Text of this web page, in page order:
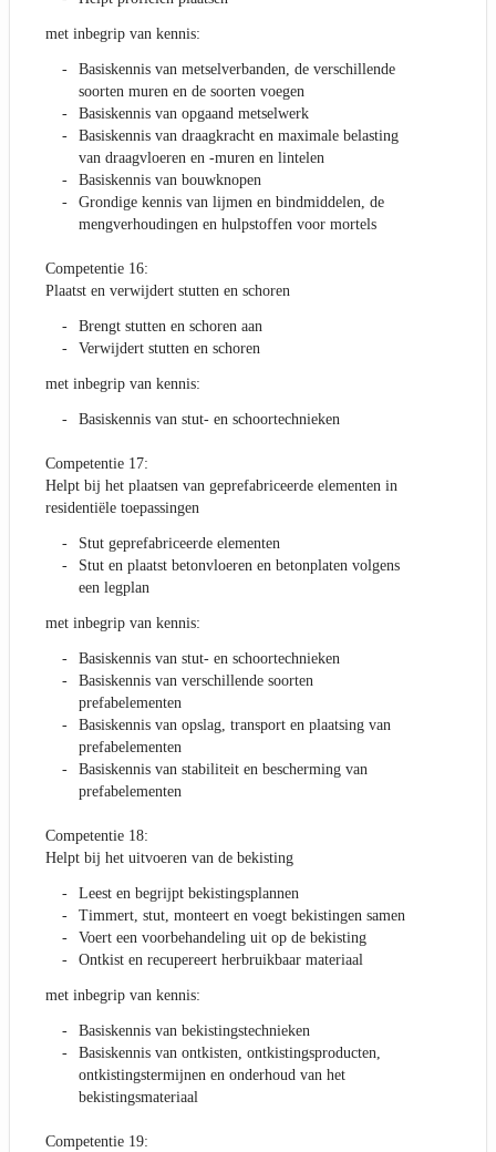
met inbegrip van kennis:
Basiskennis van metselverbanden, de verschillende
soorten muren en de soorten voegen
Basiskennis van opgaand metselwerk
Basiskennis van draagkracht en maximale belasting
van draagvloeren en -muren en lintelen
Basiskennis van bouwknopen
Grondige kennis van lijmen en bindmiddelen, de
mengverhoudingen en hulpstoffen voor mortels
Competentie 16:
Plaatst en verwijdert stutten en schoren
Brengt stutten en schoren aan
Verwijdert stutten en schoren
met inbegrip van kennis:
Basiskennis van stut- en schoortechnieken
Competentie 17:
Helpt bij het plaatsen van geprefabriceerde elementen in
residentiële toepassingen
Stut geprefabriceerde elementen
Stut en plaatst betonvloeren en betonplaten volgens
een legplan
met inbegrip van kennis:
Basiskennis van stut- en schoortechnieken
Basiskennis van verschillende soorten
prefabelementen
Basiskennis van opslag, transport en plaatsing van
prefabelementen
Basiskennis van stabiliteit en bescherming van
prefabelementen
Competentie 18:
Helpt bij het uitvoeren van de bekisting
Leest en begrijpt bekistingsplannen
Timmert, stut, monteert en voegt bekistingen samen
Voert een voorbehandeling uit op de bekisting
Ontkist en recupereert herbruikbaar materiaal
met inbegrip van kennis:
Basiskennis van bekistingstechnieken
Basiskennis van ontkisten, ontkistingsproducten,
ontkistingstermijnen en onderhoud van het
bekistingsmateriaal
Competentie 19: